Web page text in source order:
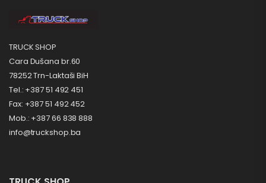
TRUCK SHOP
Cara Dušana br.60
78252 Trn-Laktaši BiH
Tel.: +387 51 492 451
Fax: +387 51 492 452
Mob.: +387 66 838 888
info@truckshop.ba